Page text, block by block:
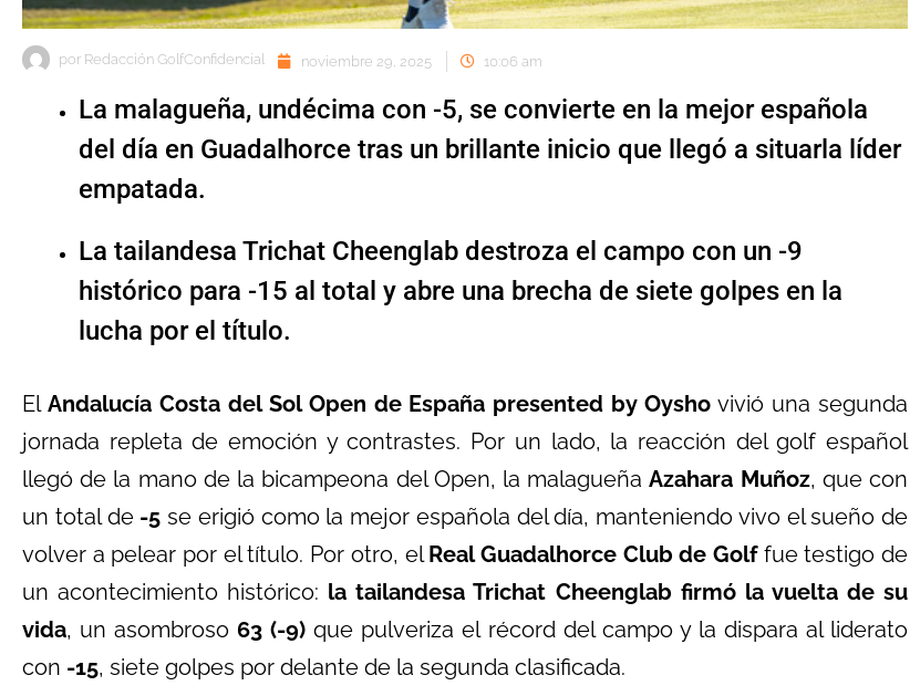
por Redacción GolfConfidencial noviembre 29, 2025 10:06 am
La malagueña, undécima con -5, se convierte en la mejor española
del día en Guadalhorce tras un brillante inicio que llegó a situarla líder
empatada.
La tailandesa Trichat Cheenglab destroza el campo con un -9
histórico para -15 al total y abre una brecha de siete golpes en la
lucha por el título.
El Andalucía Costa del Sol Open de España presented by Oysho vivió una segunda
jornada repleta de emoción y contrastes. Por un lado, la reacción del golf español
llegó de la mano de la bicampeona del Open, la malagueñaAzahara Muñoz, que con
un total de -5 se erigió como la mejor española del día, manteniendo vivo el sueño de
volver a pelear por el título. Por otro, elReal Guadalhorce Club de Golffue testigo de
un acontecimiento histórico: la tailandesa Trichat Cheenglab firmó la vuelta de su
vida, un asombroso 63 (-9) que pulveriza el récord del campo y la dispara al liderato
con -15, siete golpes por delante de la segunda clasificada.